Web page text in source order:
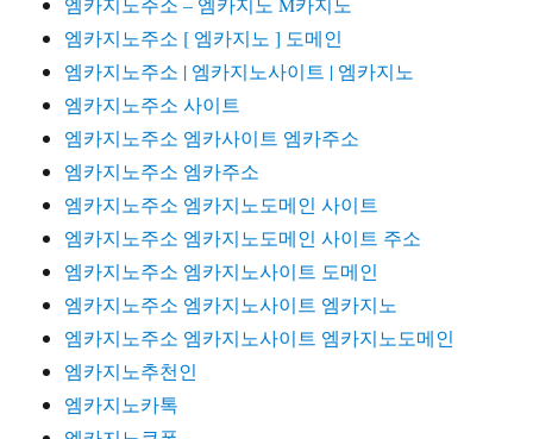
엠카지노주소 [ 엠카지노 ] 도메인
엠카지노주소 | 엠카지노사이트 | 엠카지노
엠카지노주소 사이트
엠카지노주소 엠카사이트 엠카주소
엠카지노주소 엠카주소
엠카지노주소 엠카지노도메인 사이트
엠카지노주소 엠카지노도메인 사이트 주소
엠카지노주소 엠카지노사이트 도메인
엠카지노주소 엠카지노사이트 엠카지노
엠카지노주소 엠카지노사이트 엠카지노도메인
엠카지노추천인
엠카지노카톡